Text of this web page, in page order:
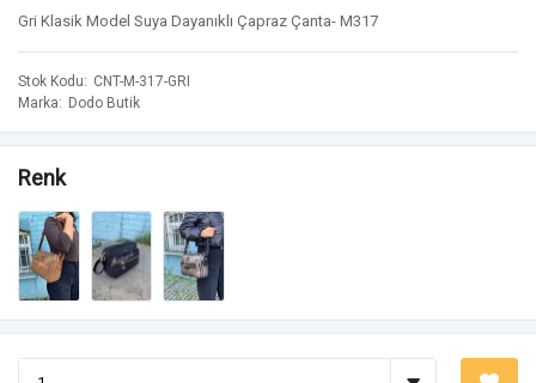
Gri Klasik Model Suya Dayanıklı Çapraz Çanta- M317
Stok Kodu
CNT-M-317-GRI
Marka
Dodo Butik
Renk